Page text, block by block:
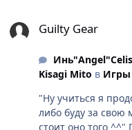
Guilty Gear
Инь"Angel"Celis
Kisagi Mito в Игры
"Ну учиться я
либо буду за
стоит оно того ^^"